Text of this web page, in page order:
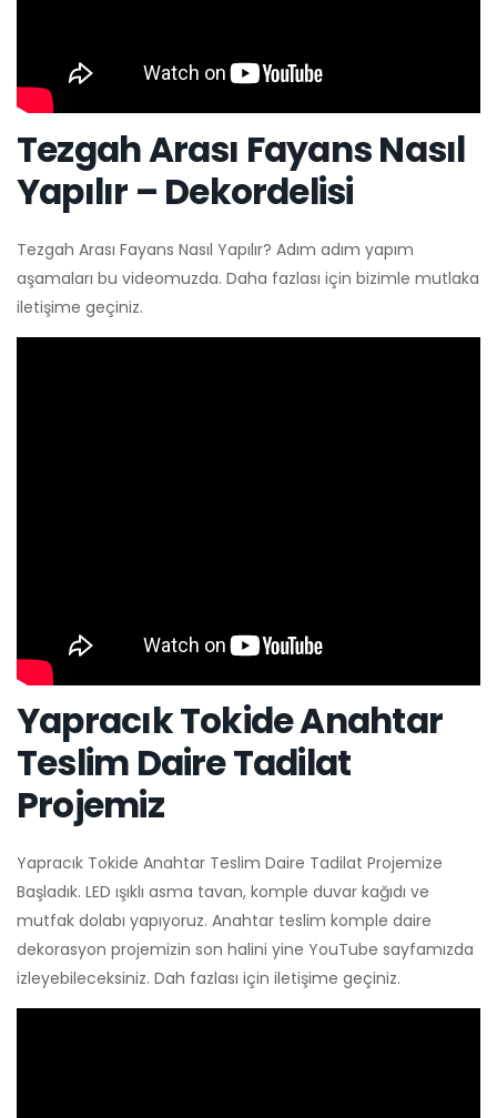
Tezgah Arası Fayans Nasıl
Yapılır – Dekordelisi
Tezgah Arası Fayans Nasıl Yapılır? Adım adım yapım
aşamaları bu videomuzda. Daha fazlası için bizimle mutlaka
iletişime geçiniz.
Yapracık Tokide Anahtar
Teslim Daire Tadilat
Projemiz
Yapracık Tokide Anahtar Teslim Daire Tadilat Projemize
Başladık. LED ışıklı asma tavan, komple duvar kağıdı ve
mutfak dolabı yapıyoruz. Anahtar teslim komple daire
dekorasyon projemizin son halini yine YouTube sayfamızda
izleyebileceksiniz. Dah fazlası için iletişime geçiniz.